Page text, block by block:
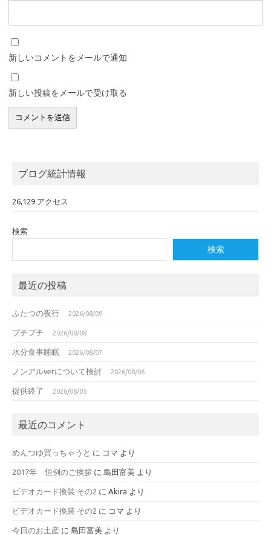
新しいコメントをメールで通知
新しい投稿をメールで受け取る
ブログ統計情報
26,129 アクセス
検索
検索
最近の投稿
ふたつの夜行 2026/08/09
プチプチ 2026/08/08
水分食事睡眠 2026/08/07
ノンアルverについて検討 2026/08/06
提供終了 2026/08/05
最近のコメント
めんつゆ買っちゃうと に コマ より
2017年 恒例のご挨拶 に 島田富美 より
ビデオカード換装 その2 に Akira より
ビデオカード換装 その2 に コマ より
今日のお土産 に 島田富美 より